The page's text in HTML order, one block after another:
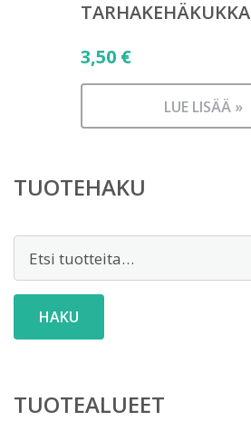
TARHAKEHÄKUKKA
3,50 €
LUE LISÄÄ »
TUOTEHAKU
HAKU
TUOTEALUEET